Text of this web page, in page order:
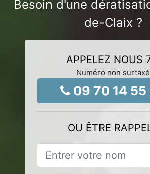
Besoin d'une
de-Claix ?
APPELEZ NOUS
Numéro non surtaxé
09 70 14 55
OU ÊTRE